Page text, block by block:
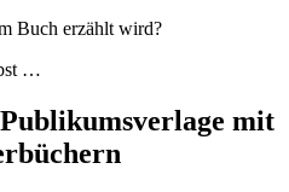
Buch erzählt wird?
…
mit